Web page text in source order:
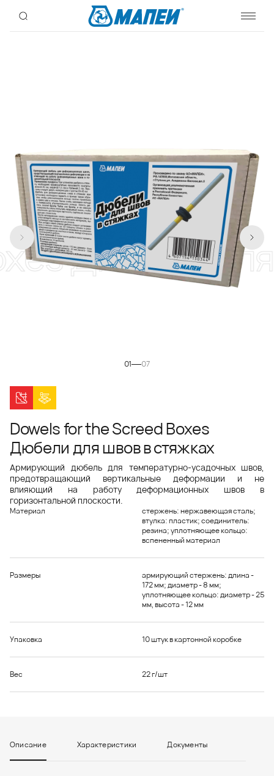
Дюбели для
01 07
Dowels for the Screed Boxes
Дюбели для швов в стяжках
Армирующий дюбель для температурно-усадочных швов,
предотвращающий вертикальные деформации и не
влияющий на работу деформационных швов в
горизонтальной плоскости.
Материал
стержень: нержавеющая сталь;
втулка: пластик; соединитель:
резина; уплотняющее кольцо:
вспененный материал
Размеры
армирующий стержень: длина -
172 мм; диаметр - 8 мм;
уплотняющее кольцо: диаметр - 25
мм, высота - 12 мм
Упаковка 10 штук в картонной коробке
Вес 22 г/шт
Описание Характеристики Документы